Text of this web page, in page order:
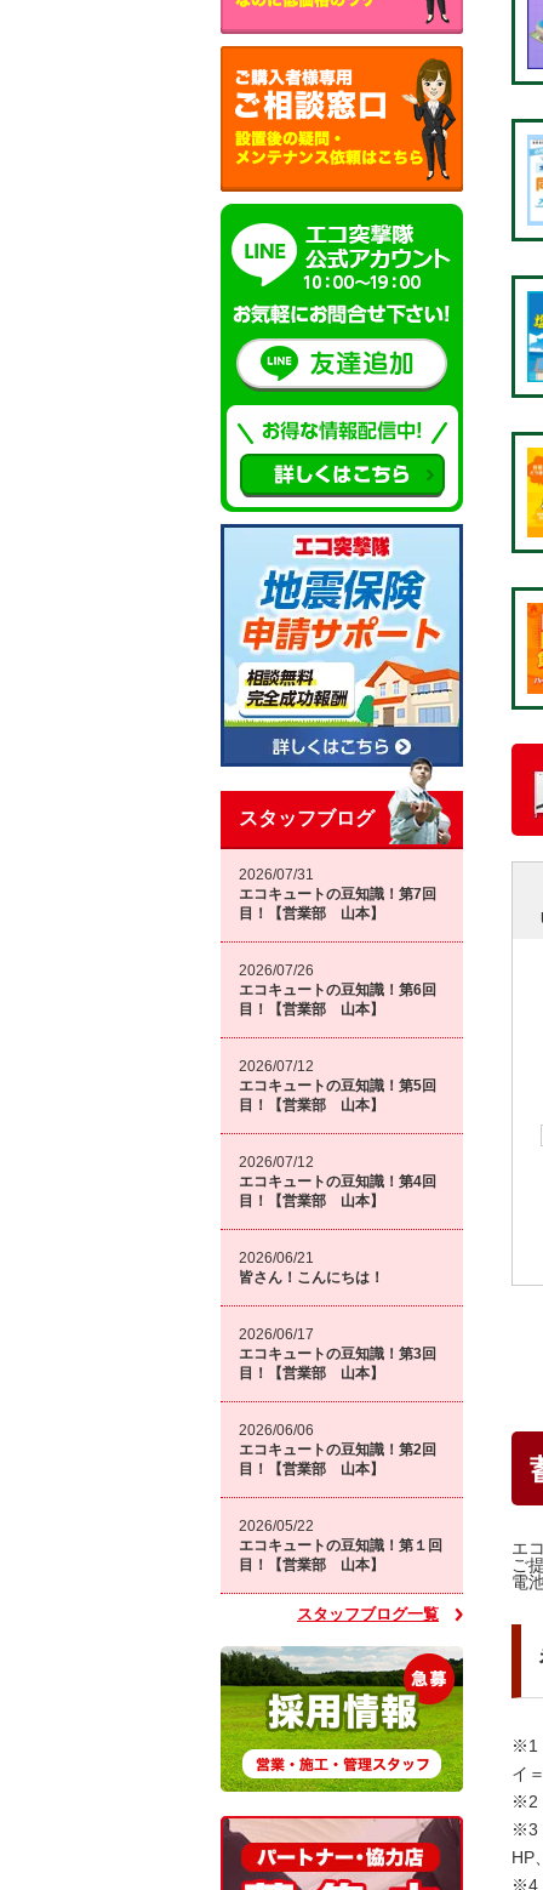
スタッフブログ
2026/07/31
エコキュートの豆知識！第7回
目！【営業部 山本】
2026/07/26
エコキュートの豆知識！第6回
目！【営業部 山本】
2026/07/12
エコキュートの豆知識！第5回
目！【営業部 山本】
2026/07/12
エコキュートの豆知識！第4回
目！【営業部 山本】
2026/06/21
皆さん！こんにちは！
2026/06/17
エコキュートの豆知識！第3回
目！【営業部 山本】
2026/06/06
エコキュートの豆知識！第2回
目！【営業部 山本】
2026/05/22
エコキュートの豆知識！第１回
目！【営業部 山本】
スタッフブログ一覧
エ
ご
電
※1
イ
※2
※3
HP
※4